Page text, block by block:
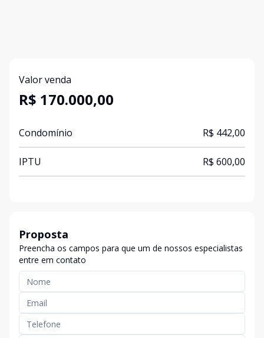
Valor venda
R$ 170.000,00
Condomínio R$ 442,00
IPTU R$ 600,00
Proposta
Preencha os campos para que um de nossos especialistas
entre em contato